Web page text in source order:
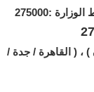
:275000
للطيران ) ، ( القاهرة / جدة /